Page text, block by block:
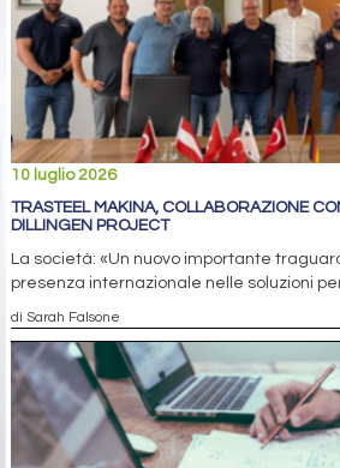
10 luglio 2026
TRASTEEL MAKINA, COLLABORAZIONE
DILLINGEN PROJECT
La società: «Un nuovo importante
presenza internazionale nelle soluzioni
di Sarah Falsone